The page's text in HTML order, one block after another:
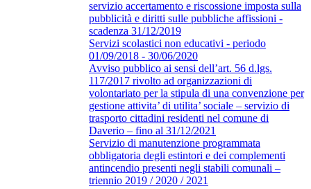
servizio accertamento e riscossione imposta sulla
pubblicità e diritti sulle pubbliche affissioni -
scadenza 31/12/2019
Servizi scolastici non educativi - periodo
01/09/2018 - 30/06/2020
Avviso pubblico ai sensi dell’art. 56 d.lgs.
117/2017 rivolto ad organizzazioni di
volontariato per la stipula di una convenzione per
gestione attivita’ di utilita’ sociale – servizio di
trasporto cittadini residenti nel comune di
Daverio – fino al 31/12/2021
Servizio di manutenzione programmata
obbligatoria degli estintori e dei complementi
antincendio presenti negli stabili comunali –
triennio 2019 / 2020 / 2021